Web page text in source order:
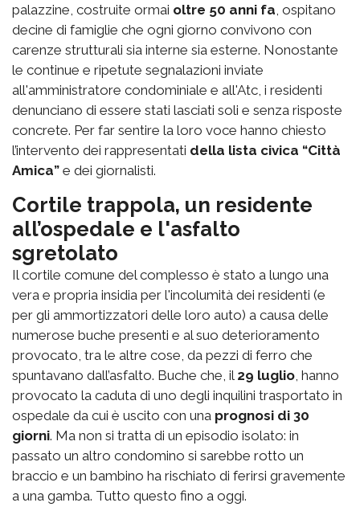
palazzine, costruite ormai oltre 50 anni fa , ospitano
decine di famiglie che ogni giorno convivono con
carenze strutturali sia interne sia esterne. Nonostante
le continue e ripetute segnalazioni inviate
all'amministratore condominiale e all'Atc, i residenti
denunciano di essere stati lasciati soli e senza risposte
concrete. Per far sentire la loro voce hanno chiesto
l’intervento dei rappresentati della lista civica “Città
Amica” e dei giornalisti.
Cortile trappola, un residente
all’ospedale e l'asfalto
sgretolato
Il cortile comune del complesso è stato a lungo una
vera e propria insidia per l'incolumità dei residenti (e
per gli ammortizzatori delle loro auto) a causa delle
numerose buche presenti e al suo deterioramento
provocato, tra le altre cose, da pezzi di ferro che
spuntavano dall’asfalto. Buche che, il 29 luglio , hanno
provocato la caduta di uno degli inquilini trasportato in
ospedale da cui è uscito con una prognosi di 30
giorni. Ma non si tratta di un episodio isolato: in
passato un altro condomino si sarebbe rotto un
braccio e un bambino ha rischiato di ferirsi gravemente
a una gamba. Tutto questo fino a oggi.